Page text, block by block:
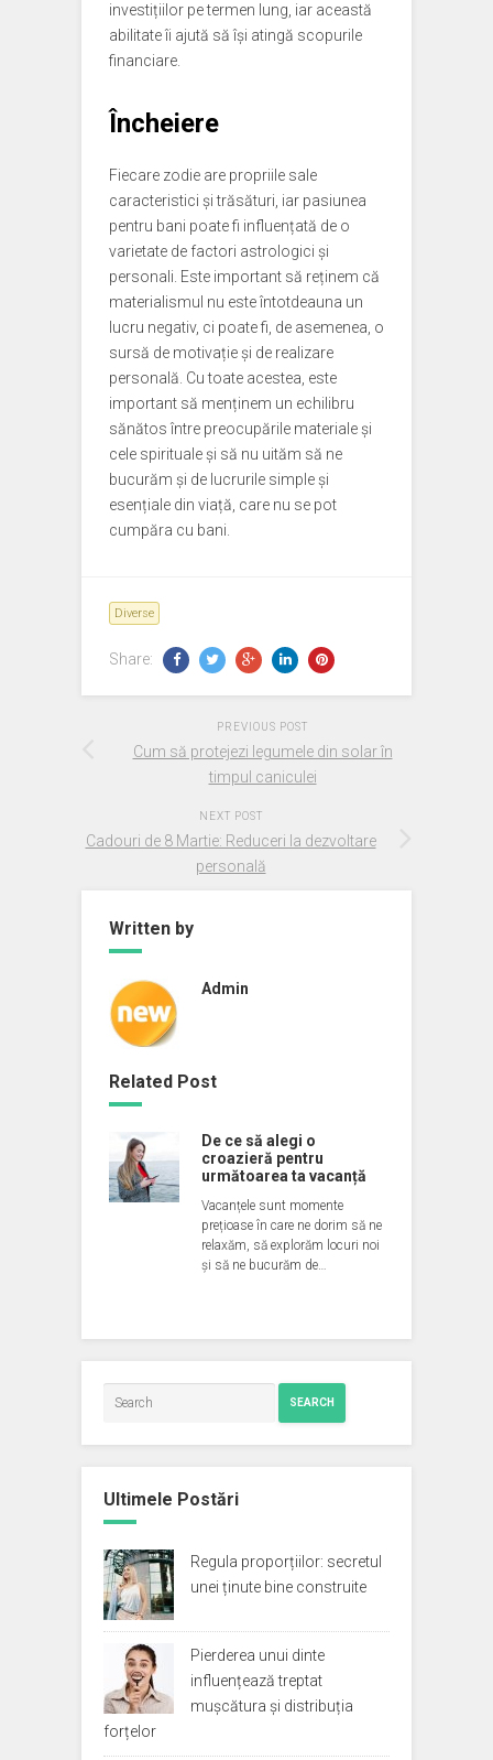
investițiilor pe termen lung, iar această
abilitate îi ajută să își atingă scopurile
financiare.
Încheiere
Fiecare zodie are propriile sale
caracteristici și trăsături, iar pasiunea
pentru bani poate fi influențată de o
varietate de factori astrologici și
personali. Este important să reținem că
materialismul nu este întotdeauna un
lucru negativ, ci poate fi, de asemenea, o
sursă de motivație și de realizare
personală. Cu toate acestea, este
important să menținem un echilibru
sănătos între preocupările materiale și
cele spirituale și să nu uităm să ne
bucurăm și de lucrurile simple și
esențiale din viață, care nu se pot
cumpăra cu bani.
Diverse
Share:
PREVIOUS POST
Cum să protejezi legumele din solar în
timpul caniculei
NEXT POST
Cadouri de 8 Martie: Reduceri la dezvoltare
personală
Written by
Admin
Related Post
De ce să alegi o
croazieră pentru
următoarea ta vacanță
Vacanțele sunt momente
prețioase în care ne dorim să ne
relaxăm, să explorăm locuri noi
și să ne bucurăm de…
SEARCH
Ultimele Postări
Regula proporțiilor: secretul
unei ținute bine construite
Pierderea unui dinte
influențează treptat
mușcătura și distribuția
forțelor